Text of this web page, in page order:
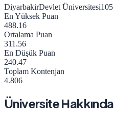
DiyarbakirDevlet Üniversitesi105
En Yüksek Puan
488.16
Ortalama Puan
311.56
En Düşük Puan
240.47
Toplam Kontenjan
4.806
Üniversite Hakkında